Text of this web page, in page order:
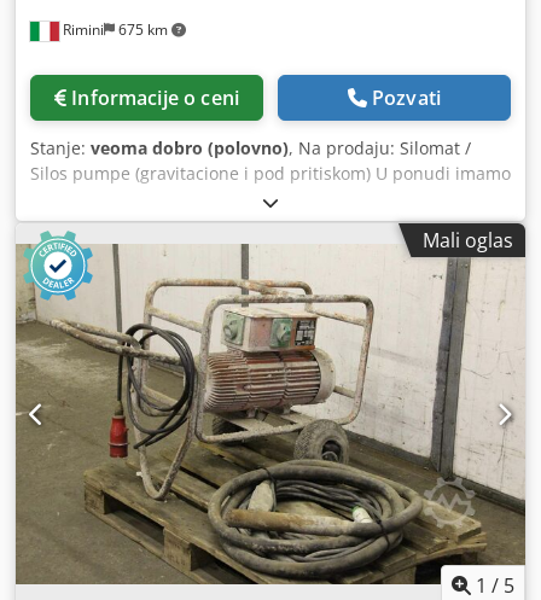
Rimini 675 km
Informacije o ceni Pozvati
Stanje: veoma dobro (polovno), Na prodaju: Silomat /
Silos pumpe (gravitacione i pod pritiskom) U ponudi imamo
širok asortiman silomata različitih brendova, dostupnih u
gravitacionoj (tip slobodnog pada) i verziji pod pritiskom.
Svi sistemi su potpuno REFABRIKOVANI i profesionalno
remontovani: - Zamena ulja - Nove kompozitne lopatice -
Novi ležajevi - Profesionalno peskarenje i potpuno farbanje
Dedpfslf Niqex Ahkock Mašine su spremne za upotrebu i
dostupne za kupovinu sa novim dodacima ili bez njih.
Dostupni modeli gravitacionog tipa / slobodnog pada
(ukupno oko 40 komada): PFT E100L MALTECH MB100 M-
TEC F100E Kontaktirajte nas za više informacija, cene i
dostupne konfiguracije.
Mali oglas
1 / 5